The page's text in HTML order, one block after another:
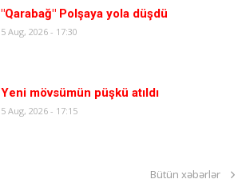
"Qarabağ" Polşaya yola düşdü
5 Aug, 2026 - 17:30
Yeni mövsümün püşkü atıldı
5 Aug, 2026 - 17:15
Bütün xəbərlər